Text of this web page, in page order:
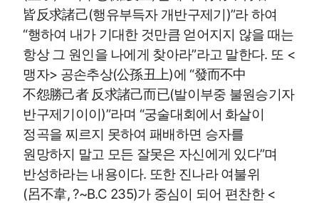
皆反求諸己(행유부득자 개반구제기)”라 하여
“행하여 내가 기대한 것만큼 얻어지지 않을 때는
항상 그 원인을 나에게 찾아라”라고 말한다. 또 <
맹자> 공손추상(公孫丑上)에 “發而不中
不怨勝己者 反求諸己而已(발이부중 불원승기자
반구제기이이)”라며 “궁술대회에서 화살이
정곡을 찌르지 못하여 패배하면 승자를
원망하지 말고 모든 잘못은 자신에게 있다”며
반성하라는 내용이다. 또한 진나라 여불위
(呂不韋, ?~B.C 235)가 중심이 되어 편찬한 <